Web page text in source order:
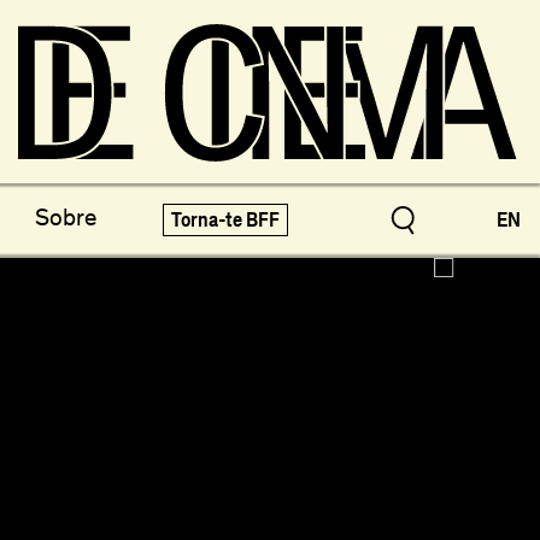
Sobre Torna-te BFF EN
do Arquivo
X-Novo
Festivais e Mostras